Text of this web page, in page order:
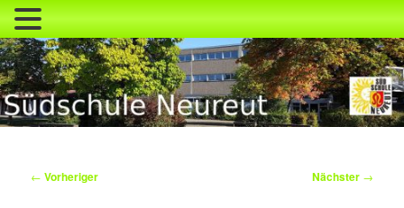
Zum
primären
Inhalt
springen
Beitragsnavigation
← Vorheriger Nächster →